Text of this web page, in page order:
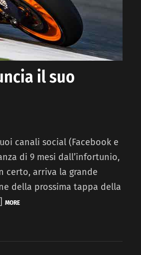
il suo
canali social (Facebook e
di 9 mesi dall’infortunio,
certo, arriva la grande
della prossima tappa della
MORE